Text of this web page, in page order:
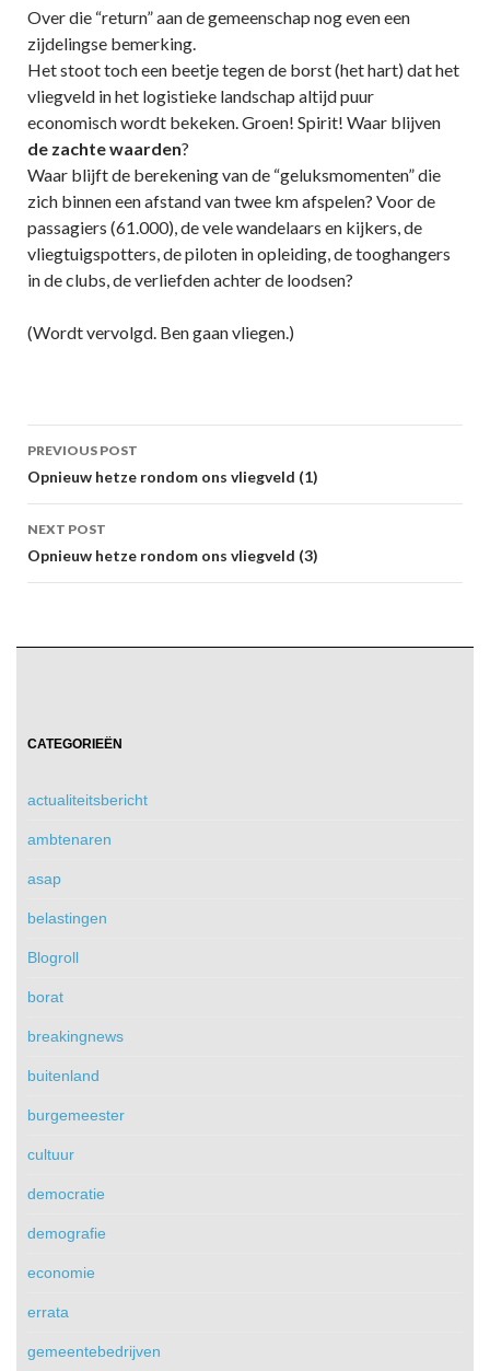
Over die “return” aan de gemeenschap nog even een
zijdelingse bemerking.
Het stoot toch een beetje tegen de borst (het hart) dat het
vliegveld in het logistieke landschap altijd puur
economisch wordt bekeken. Groen! Spirit! Waar blijven
de zachte waarden?
Waar blijft de berekening van de “geluksmomenten” die
zich binnen een afstand van twee km afspelen? Voor de
passagiers (61.000), de vele wandelaars en kijkers, de
vliegtuigspotters, de piloten in opleiding, de tooghangers
in de clubs, de verliefden achter de loodsen?
(Wordt vervolgd. Ben gaan vliegen.)
Post
navigation
PREVIOUS POST
Opnieuw hetze rondom ons vliegveld (1)
NEXT POST
Opnieuw hetze rondom ons vliegveld (3)
CATEGORIEËN
actualiteitsbericht
ambtenaren
asap
belastingen
Blogroll
borat
breakingnews
buitenland
burgemeester
cultuur
democratie
demografie
economie
errata
gemeentebedrijven